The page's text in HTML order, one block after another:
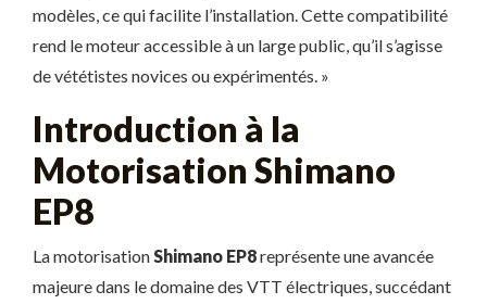
modèles, ce qui facilite l’installation. Cette compatibilité
rend le moteur accessible à un large public, qu’il s’agisse
de vététistes novices ou expérimentés. »
Introduction à la
Motorisation Shimano
EP8
La motorisationShimano EP8représente une avancée
majeure dans le domaine des VTT électriques, succédant